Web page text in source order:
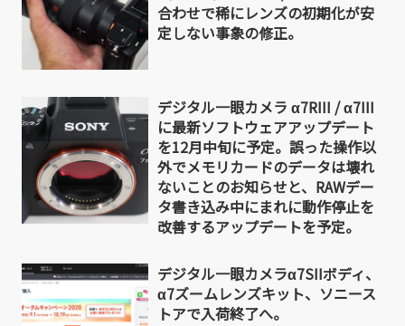
合わせで稀にレンズの初期化が安
定しない事象の修正。
デジタル一眼カメラ α7RIII / α7III
に最新ソフトウェアアップデート
を12月中旬に予定。誤った操作以
外でメモリカードのデータは壊れ
ないことのお知らせと、RAWデー
タ書き込み中にまれに動作停止を
改善するアップデートを予定。
デジタル一眼カメラα7SIIボディ、
α7ズームレンズキット、ソニース
トアで入荷終了へ。